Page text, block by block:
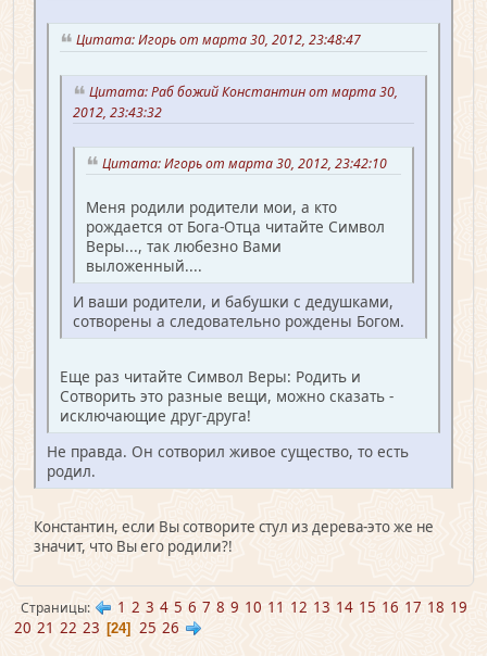
Цитата: Игорь от марта 30, 2012, 23:48:47
Цитата: Раб божий Константин от марта 30,
2012, 23:43:32
Цитата: Игорь от марта 30, 2012, 23:42:10
Меня родили родители мои, а кто
рождается от Бога-Отца читайте Символ
Веры..., так любезно Вами
выложенный....
И ваши родители, и бабушки с дедушками,
сотворены а следовательно рождены Богом.
Еще раз читайте Символ Веры: Родить и
Сотворить это разные вещи, можно сказать -
исключающие друг-друга!
Не правда. Он сотворил живое существо, то есть
родил.
Константин, если Вы сотворите стул из дерева-это же не
значит, что Вы его родили?!
Страницы 1 2 3 4 5 6 7 8 9 10 11 12 13 14 15 16 17 18 19
20 21 22 23 24 25 26